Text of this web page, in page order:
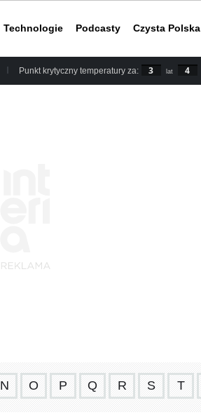
Technologie Podcasty Czysta Polska
Punkt krytyczny temperatury za: 3 lat 4
N O P Q R S T